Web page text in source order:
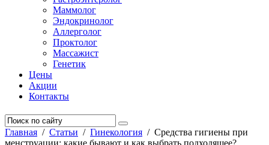
Маммолог
Эндокринолог
Аллерголог
Проктолог
Массажист
Генетик
Цены
Акции
Контакты
Главная / Статьи / Гинекология / Средства гигиены при
менструации: какие бывают и как выбрать подходящее?